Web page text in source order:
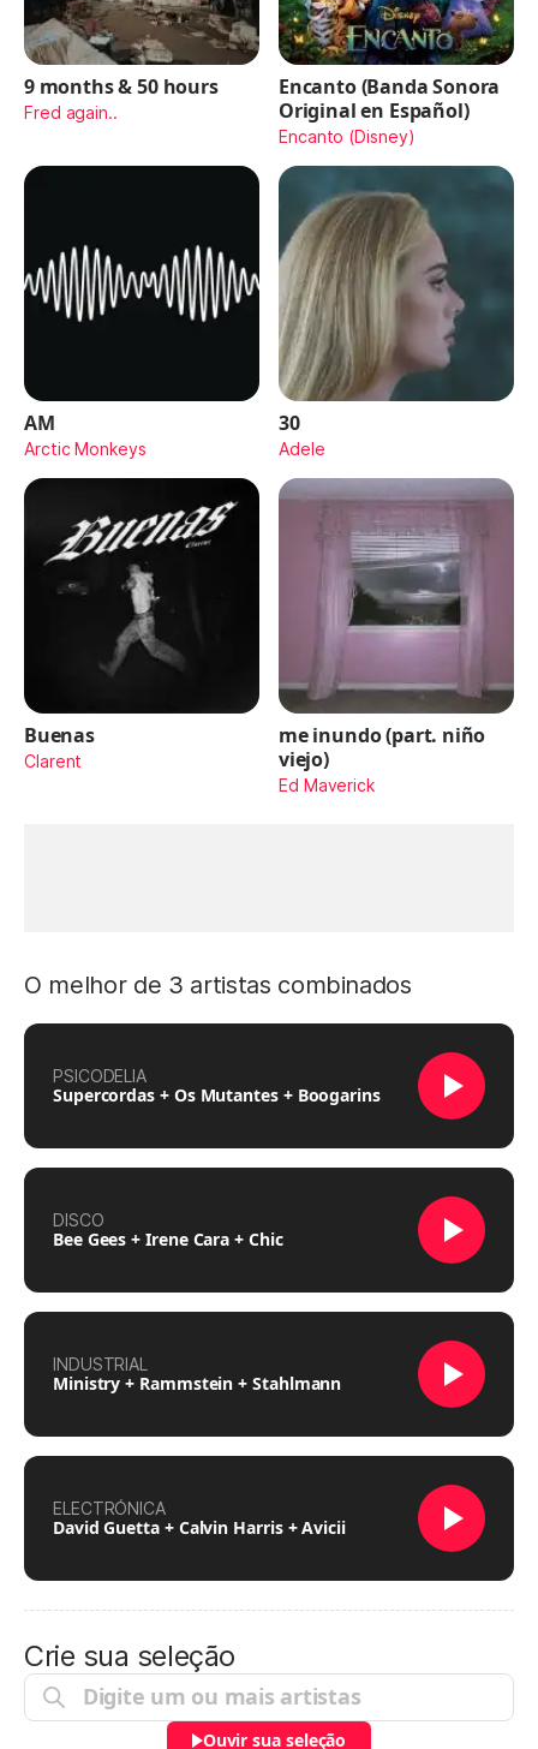
9 months & 50 hours
Fred again..
Encanto (Banda Sonora
Original en Español)
Encanto (Disney)
AM
Arctic Monkeys
30
Adele
Buenas
Clarent
me inundo (part. niño
viejo)
Ed Maverick
O melhor de 3 artistas combinados
PSICODELIA
Supercordas + Os Mutantes + Boogarins
DISCO
Bee Gees + Irene Cara + Chic
INDUSTRIAL
Ministry + Rammstein + Stahlmann
ELECTRÓNICA
David Guetta + Calvin Harris + Avicii
Crie sua seleção
Ouvir sua seleção